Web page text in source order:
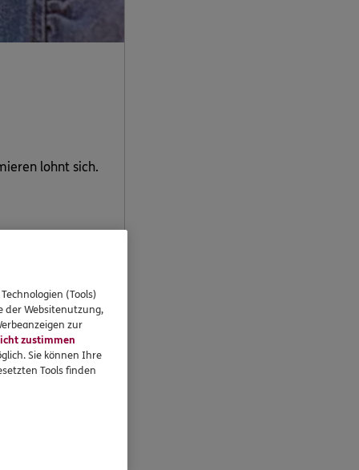
lohnt sich.
(Tools)
der Websitenutzung,
zur
zustimmen
Sie können Ihre
Tools finden